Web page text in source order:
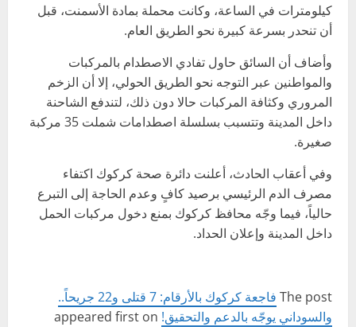
كيلومترات في الساعة، وكانت محملة بمادة الأسمنت، قبل
أن تنحدر بسرعة كبيرة نحو الطريق العام.
وأضاف أن السائق حاول تفادي الاصطدام بالمركبات
والمواطنين عبر التوجه نحو الطريق الحولي، إلا أن الزخم
المروري وكثافة المركبات حالا دون ذلك، لتندفع الشاحنة
داخل المدينة وتتسبب بسلسلة اصطدامات شملت 35 مركبة
صغيرة.
وفي أعقاب الحادث، أعلنت دائرة صحة كركوك اكتفاء
مصرف الدم الرئيسي برصيد كافٍ وعدم الحاجة إلى التبرع
حالياً، فيما وجّه محافظ كركوك بمنع دخول مركبات الحمل
داخل المدينة وإعلان الحداد.
The post
فاجعة كركوك بالأرقام: 7 قتلى و22 جريحاً..
والسوداني يوجّه بالدعم والتحقيق!